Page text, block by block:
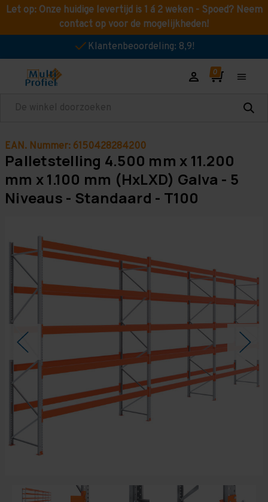
Let op: Onze huidige levertijd is 1 á 2 weken - Spoed? Neem
contact op voor de mogelijkheden!
Klantenbeoordeling: 8,9!
Zoeken
EAN. Nummer: 6150428284200
Palletstelling 4.500 mm x 11.200
mm x 1.100 mm (HxLXD) Galva - 5
Niveaus - Standaard - T100